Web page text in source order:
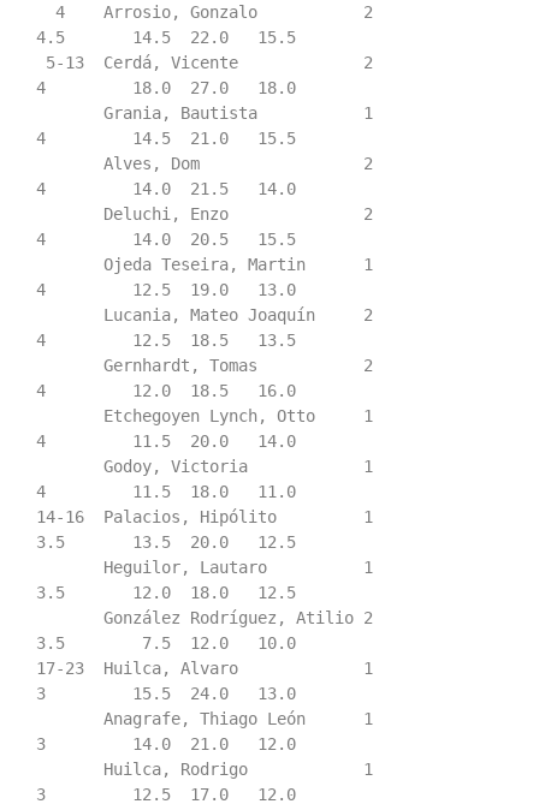
4.5       14.5  22.0   15.5
4         18.0  27.0   18.0
4         14.5  21.0   15.5
4         14.0  21.5   14.0
4         14.0  20.5   15.5
4         12.5  19.0   13.0
4         12.5  18.5   13.5
4         12.0  18.5   16.0
4         11.5  20.0   14.0
4         11.5  18.0   11.0
14-16  Palacios, Hipólito         1
3.5       13.5  20.0   12.5
3.5       12.0  18.0   12.5
3.5        7.5  12.0   10.0
17-23  Huilca, Alvaro             1
3         15.5  24.0   13.0
3         14.0  21.0   12.0
3         12.5  17.0   12.0